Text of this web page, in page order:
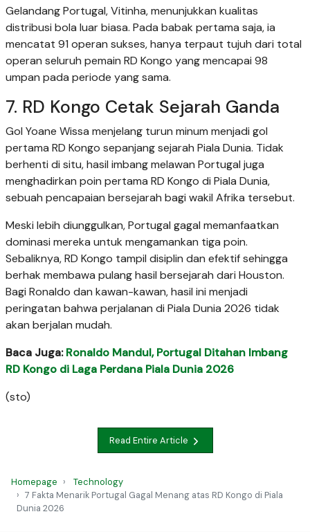
Gelandang Portugal, Vitinha, menunjukkan kualitas
distribusi bola luar biasa. Pada babak pertama saja, ia
mencatat 91 operan sukses, hanya terpaut tujuh dari total
operan seluruh pemain RD Kongo yang mencapai 98
umpan pada periode yang sama.
7. RD Kongo Cetak Sejarah Ganda
Gol Yoane Wissa menjelang turun minum menjadi gol
pertama RD Kongo sepanjang sejarah Piala Dunia. Tidak
berhenti di situ, hasil imbang melawan Portugal juga
menghadirkan poin pertama RD Kongo di Piala Dunia,
sebuah pencapaian bersejarah bagi wakil Afrika tersebut.
Meski lebih diunggulkan, Portugal gagal memanfaatkan
dominasi mereka untuk mengamankan tiga poin.
Sebaliknya, RD Kongo tampil disiplin dan efektif sehingga
berhak membawa pulang hasil bersejarah dari Houston.
Bagi Ronaldo dan kawan-kawan, hasil ini menjadi
peringatan bahwa perjalanan di Piala Dunia 2026 tidak
akan berjalan mudah.
Baca Juga:Ronaldo Mandul, Portugal Ditahan Imbang
RD Kongo di Laga Perdana Piala Dunia 2026
(sto)
Read Entire Article
Homepage
Technology
7 Fakta Menarik Portugal Gagal Menang atas RD Kongo di Piala
Dunia 2026